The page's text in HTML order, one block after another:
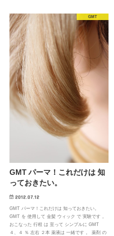
GMT
GMT パーマ！これだけは 知
っておきたい。
2012.07.12
GMT パーマ！これだけは 知っておきたい。
GMT を 使用して 金髪 ウィック で 実験です 。
おこなった 行程 は 至って シンプルに GMT
４、４ ％ 左右 ２本 薬液は 一緒です 。 薬剤 の